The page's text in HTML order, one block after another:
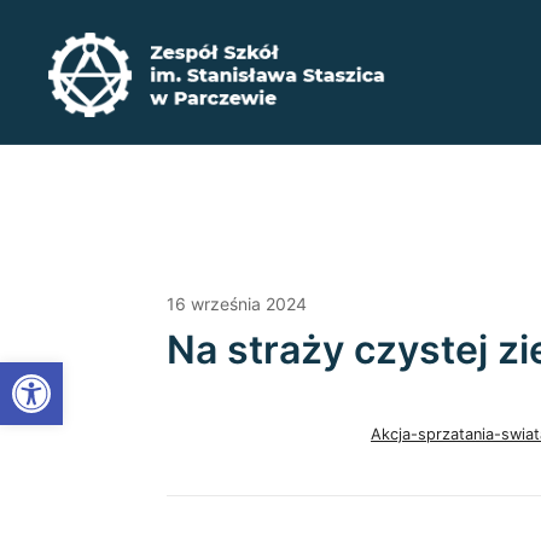
Open toolbar
treści
Zespół Szkół im. Stanisława Staszica w
16 września 2024
Na straży czystej
Akcja-sprzatania-